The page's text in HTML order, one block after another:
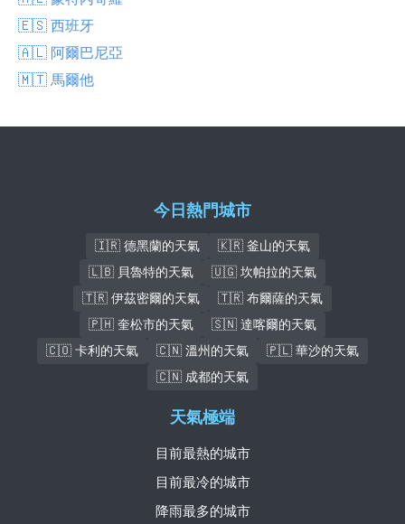
🇪🇸 西班牙
🇦🇱 阿爾巴尼亞
🇲🇹 馬爾他
今日熱門城市
🇮🇷 德黑蘭的天氣
🇰🇷 釜山的天氣
🇱🇧 貝魯特的天氣
🇺🇬 坎帕拉的天氣
🇹🇷 伊茲密爾的天氣
🇹🇷 布爾薩的天氣
🇵🇭 奎松市的天氣
🇸🇳 達喀爾的天氣
🇨🇴 卡利的天氣
🇨🇳 溫州的天氣
🇵🇱 華沙的天氣
🇨🇳 成都的天氣
天氣極端
目前最熱的城市
目前最冷的城市
降雨最多的城市